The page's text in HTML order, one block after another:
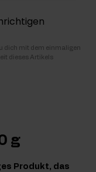
dich mit dem einmaligen
dieses Artikels
g
Produkt, das